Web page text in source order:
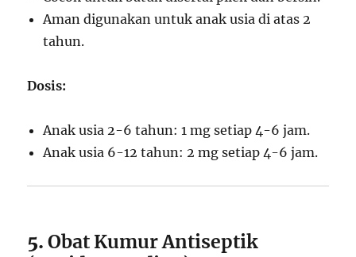
Aman digunakan untuk anak usia di atas 2
tahun.
Dosis:
Anak usia 2-6 tahun: 1 mg setiap 4-6 jam.
Anak usia 6-12 tahun: 2 mg setiap 4-6 jam.
5.Obat Kumur Antiseptik